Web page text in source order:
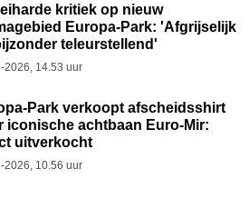
kritiek op nieuw
Europa-Park: 'Afgrijselijk
teleurstellend'
2026, 14.53 uur
Park verkoopt afscheidsshirt
iconische achtbaan Euro-Mir:
uitverkocht
2026, 10.56 uur